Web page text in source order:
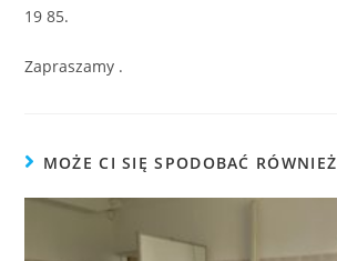
19 85.
Zapraszamy .
MOŻE CI SIĘ SPODOBAĆ RÓWNIEŻ